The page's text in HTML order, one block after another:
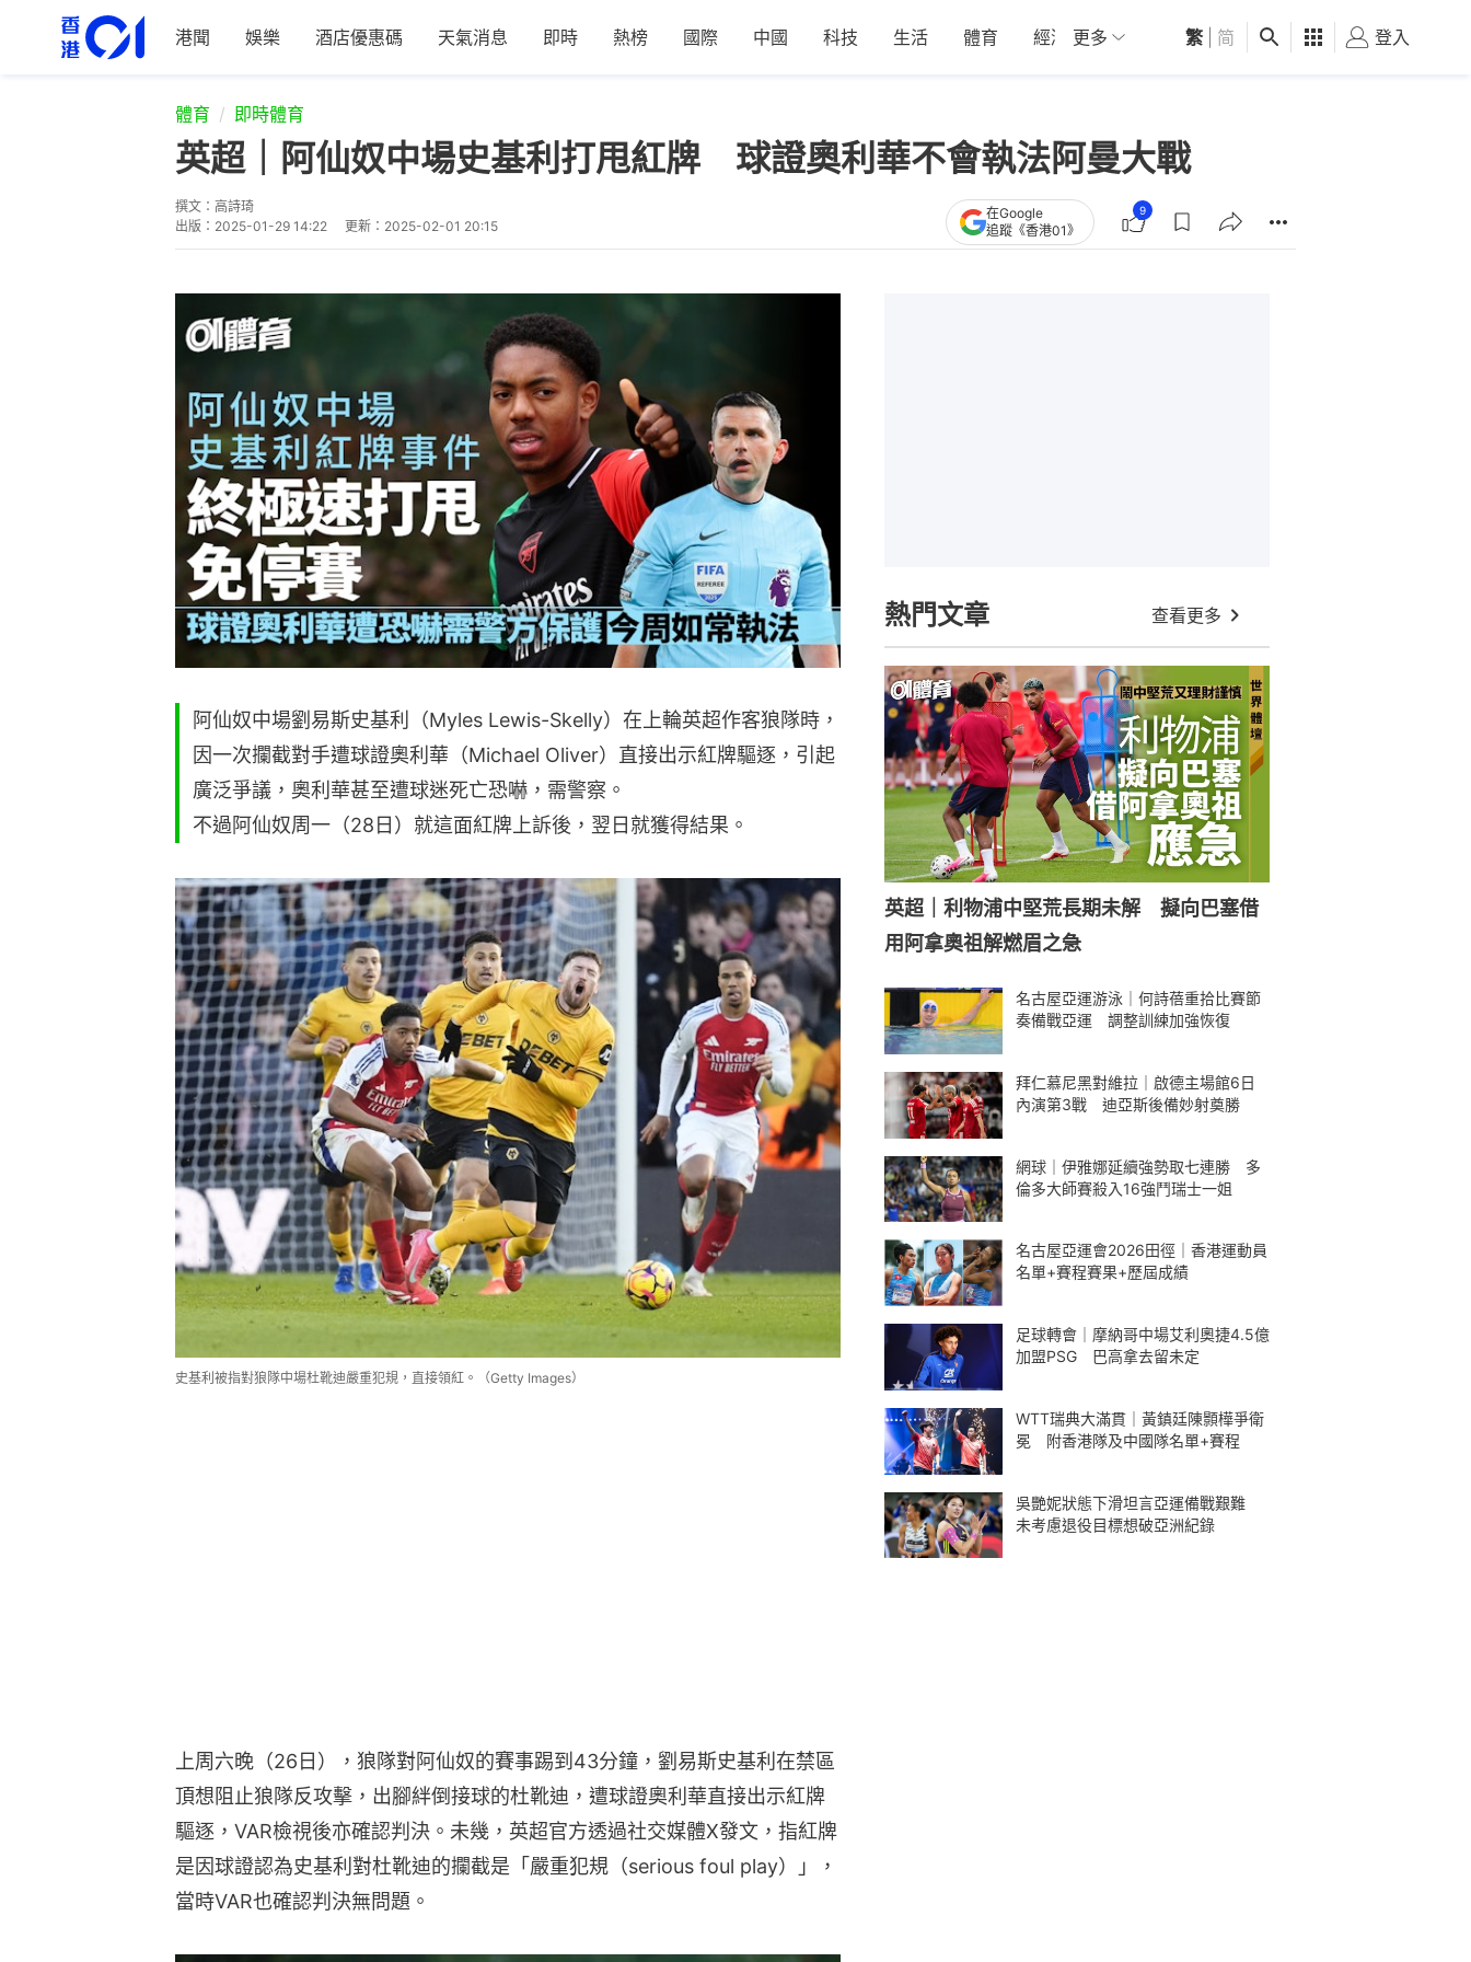
港聞 娛樂 酒店優惠碼 天氣消息 即時 熱榜 國際 中國 科技 生活 體育 經濟 01深圳 觀點 健康 好食玩飛
更多 繁 简 登入
體育 即時體育
英超｜阿仙奴中場史基利打甩紅牌 球證奧利華不會執法阿曼大戰
撰文： 高詩琦
出版： 2025-01-29 14:22 更新： 2025-02-01 20:15
在Google
追蹤《香港01》
9
阿仙奴中場劉易斯史基利（Myles Lewis-Skelly）在上輪英超作客狼隊時，
因一次攔截對手遭球證奧利華（Michael Oliver）直接出示紅牌驅逐，引起
廣泛爭議，奧利華甚至遭球迷死亡恐嚇，需警察。
不過阿仙奴周一（28日）就這面紅牌上訴後，翌日就獲得結果。
史基利被指對狼隊中場杜靴迪嚴重犯規，直接領紅。（Getty Images）
上周六晚（26日），狼隊對阿仙奴的賽事踢到43分鐘，劉易斯史基利在禁區
頂想阻止狼隊反攻擊，出腳絆倒接球的杜靴迪，遭球證奧利華直接出示紅牌
驅逐，VAR檢視後亦確認判決。未幾，英超官方透過社交媒體X發文，指紅牌
是因球證認為史基利對杜靴迪的攔截是「嚴重犯規（serious foul play）」，
當時VAR也確認判決無問題。
熱門文章 查看更多
英超｜利物浦中堅荒長期未解 擬向巴塞借
用阿拿奧祖解燃眉之急
名古屋亞運游泳｜何詩蓓重拾比賽節
奏備戰亞運 調整訓練加強恢復
拜仁慕尼黑對維拉｜啟德主場館6日
內演第3戰 迪亞斯後備妙射奠勝
網球｜伊雅娜延續強勢取七連勝 多
倫多大師賽殺入16強鬥瑞士一姐
名古屋亞運會2026田徑｜香港運動員
名單+賽程賽果+歷屆成績
足球轉會｜摩納哥中場艾利奧捷4.5億
加盟PSG 巴高拿去留未定
WTT瑞典大滿貫｜黃鎮廷陳顥樺爭衛
冕 附香港隊及中國隊名單+賽程
吳艷妮狀態下滑坦言亞運備戰艱難
未考慮退役目標想破亞洲紀錄